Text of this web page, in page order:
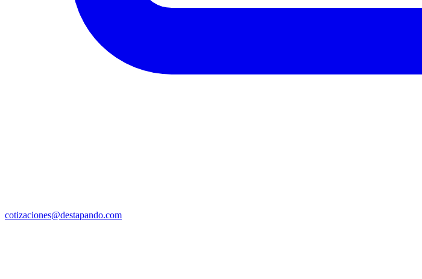
cotizaciones@destapando.com